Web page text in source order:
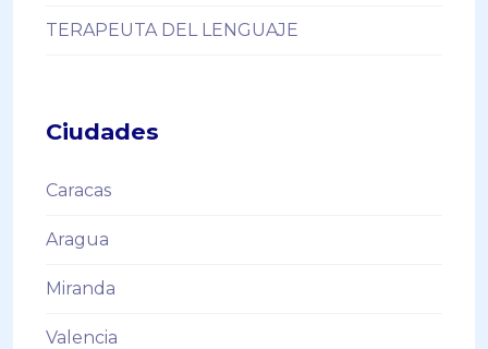
TERAPEUTA DEL LENGUAJE
Ciudades
Caracas
Aragua
Miranda
Valencia